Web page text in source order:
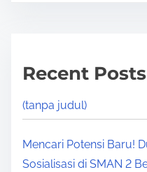
Recent Posts
(tanpa judul)
Mencari Potensi Baru!
Sosialisasi di SMAN 2